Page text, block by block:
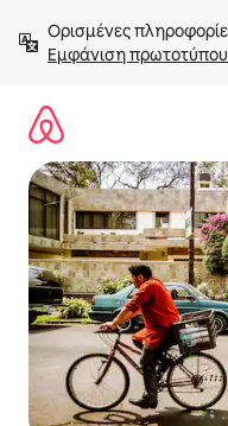
στο
περιεχόμενοΕμφάνιση πρωτοτύπου